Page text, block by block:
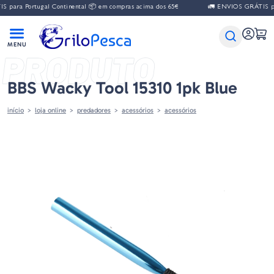
para Portugal Continental 📦 em compras acima dos 65€ 🚛 ENVIOS GRÁTIS
PRODUTO
BBS Wacky Tool 15310 1pk Blue
início loja online predadores acessórios acessórios